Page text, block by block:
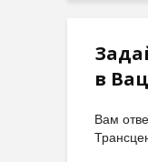
в
Вам